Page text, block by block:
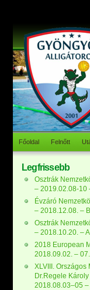
Főoldal Felnőtt
Legfrissebb
Osztrák
– 2019.02.08-10
Évzáró
– 2018.12.08. –
Osztrák
– 2018.10.20. –
2018 European
2018.09.02. –
XLVIII.
Dr.Regele
2018.08.03–05